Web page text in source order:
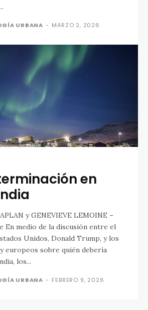
URBANA - MARZO 2, 2026
en
y GENEVIEVE LEMOINE –
Unidos, Donald Trump, y los
europeos sobre quién debería
los...
URBANA - FEBRERO 9, 2026